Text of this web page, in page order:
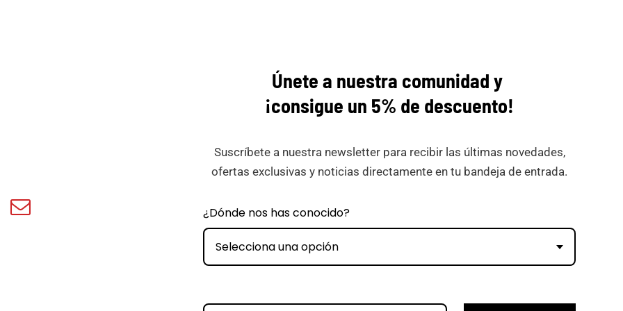
Minicar
Únete a nuestra comunidad y
¡consigue un 5% de descuento!
Suscríbete a nuestra newsletter para recibir las últimas novedades,
ofertas exclusivas y noticias directamente en tu bandeja de entrada.
¿Dónde nos has conocido?
Selecciona una opción